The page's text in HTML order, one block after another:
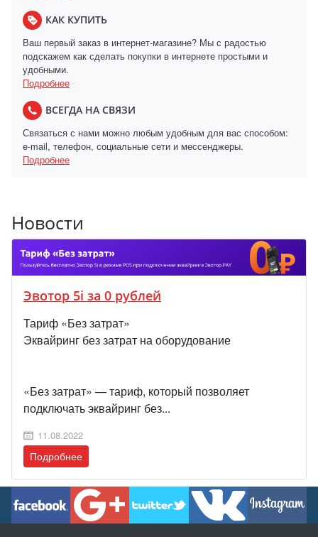
КАК КУПИТЬ
Ваш первый заказ в интернет-магазине? Мы с радостью
подскажем как сделать покупки в интернете простыми и
удобными.
Подробнее
ВСЕГДА НА СВЯЗИ
Связаться с нами можно любым удобным для вас способом:
e-mail, телефон, социальные сети и мессенджеры.
Подробнее
Новости
Эвотор 5i за 0 рублей
Тариф «Без затрат»
Эквайринг без затрат на оборудование
«Без затрат» — тариф, который позволяет
подключать эквайринг без...
11.08.2022
Подробнее